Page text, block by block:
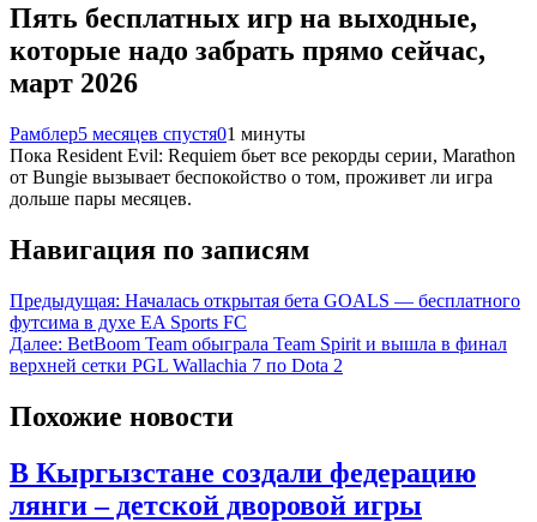
Пять бесплатных игр на выходные,
которые надо забрать прямо сейчас,
март 2026
Рамблер5 месяцев спустя01 минуты
Пока Resident Evil: Requiem бьет все рекорды серии, Marathon
от Bungie вызывает беспокойство о том, проживет ли игра
дольше пары месяцев.
Навигация по записям
Предыдущая: Началась открытая бета GOALS — бесплатного
футсима в духе EA Sports FC
Далее: BetBoom Team обыграла Team Spirit и вышла в финал
верхней сетки PGL Wallachia 7 по Dota 2
Похожие новости
В Кыргызстане создали федерацию
лянги – детской дворовой игры